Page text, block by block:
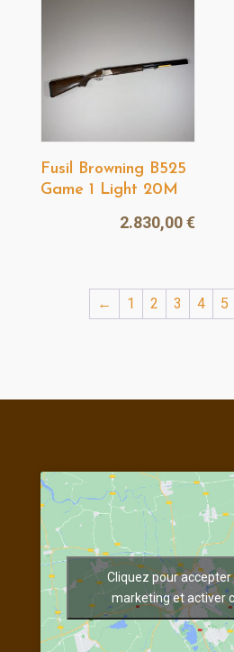
Fusil Browning B525
Game 1 Light 20M
2.830,00€
← 1 2 3 4 5
Cliquez pour accepter
marketing et activer